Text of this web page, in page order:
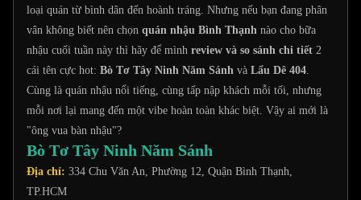
loại quán từ bình dân đến hoành tráng. Nhưng nếu bạn đang phân
vân không biết nên chọn quán nhậu Bình Thạnh nào cho bữa
nhậu cuối tuần này thì hãy để mình review và so sánh chi tiết 2
cái tên cực hot: Bò Tơ Tây Ninh Năm Sánh và Lẩu Dê 404.
Cùng là quán nhậu nổi tiếng, cùng tấp nập khách mỗi tối, nhưng
mỗi nơi lại mang đến một vibe hoàn toàn khác biệt. Vậy ai mới là
"ông vua bàn nhậu"?
Bò Tơ Tây Ninh Năm Sánh
Địa chỉ: 334 Chu Văn An, Phường 12, Quận Bình Thạnh,
TP.HCM